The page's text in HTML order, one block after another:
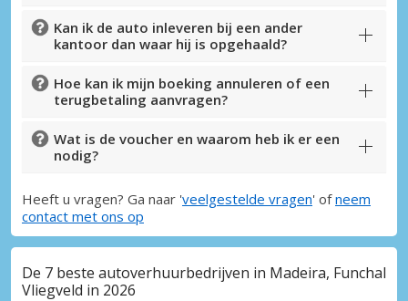
Kan ik de auto inleveren bij een ander
kantoor dan waar hij is opgehaald?
Hoe kan ik mijn boeking annuleren of een
terugbetaling aanvragen?
Wat is de voucher en waarom heb ik er een
nodig?
Heeft u vragen? Ga naar 'veelgestelde vragen' ofneem
contact met ons op
De 7 beste autoverhuurbedrijven in Madeira, Funchal
Vliegveld in 2026